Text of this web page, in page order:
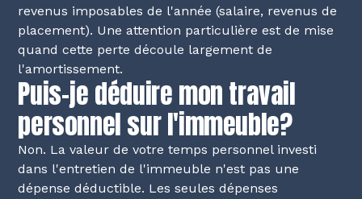
revenus imposables de l'année (salaire, revenus de
placement). Une attention particulière est de mise
quand cette perte découle largement de
l'amortissement.
Puis-je déduire mon travail
personnel sur l'immeuble?
Non. La valeur de votre temps personnel investi
dans l'entretien de l'immeuble n'est pas une
dépense déductible. Les seules dépenses